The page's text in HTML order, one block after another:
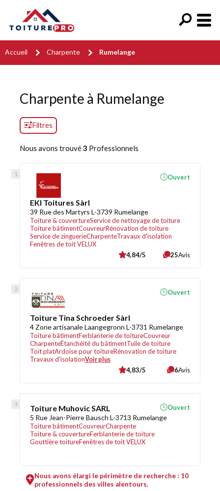
Accueil Charpente Rumelange
Charpente à Rumelange
Filtres
Nous avons trouvé3 Professionnels
EKI Toitures Sàrl
39 Rue des Martyrs L-3739 Rumelange
Toiture & couvertureService de nettoyage de toiture
Toiture bâtimentCouvreurRénovation de toiture
Service de zinguerieCharpenteTravaux d'isolation
Fenêtres de toit VELUX
Ouvert
4,84/5 25Avis
Toiture Tina Schroeder Sàrl
4 Zone artisanale Laangegronn L-3731 Rumelange
Toiture bâtimentFerblanterie de toitureCouvreur
CharpenteÉtanchéité du bâtimentTuile de toiture
Toit platArdoise pour toitureRénovation de toiture
Travaux d'isolationVoir plus
Ouvert
4,83/5 6Avis
Toiture Muhovic SARL
5 Rue Jean-Pierre Bausch L-3713 Rumelange
Toiture bâtimentCouvreurCharpente
Toiture & couvertureFerblanterie de toiture
Gouttière toitureFenêtres de toit VELUX
Ouvert
Nous avons élargi le périmètre de recherche : 10
professionnels des villes alentours.